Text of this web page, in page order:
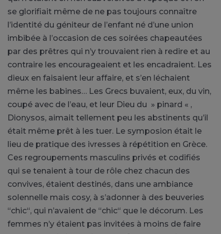
se glorifiait même de ne pas toujours connaître
l’identité du géniteur de l’enfant né d’une union
imbibée à l’occasion de ces soirées chapeautées
par des prêtres qui n’y trouvaient rien à redire et au
contraire les encourageaient et les encadraient. Les
dieux en faisaient leur affaire, et s’en léchaient
même les babines… Les Grecs buvaient, eux, du vin,
coupé avec de l’eau, et leur Dieu du » pinard « ,
Dionysos, aimait tellement peu les abstinents qu’il
était même prêt à les tuer. Le symposion était le
lieu de pratique des ivresses à répétition en Grèce.
Ces regroupements masculins privés et codifiés
qui se tenaient à tour de rôle chez chacun des
convives, étaient destinés, dans une ambiance
solennelle mais cosy, à s’adonner à des beuveries
“chic“, qui n’avaient de “chic“ que le décorum. Les
femmes n’y étaient pas invitées à moins de faire